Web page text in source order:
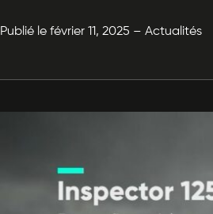
Publié le février 11, 2025 – Actualités